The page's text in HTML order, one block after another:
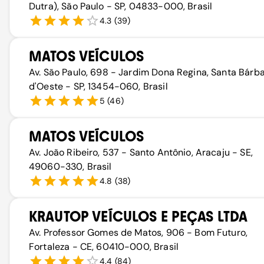
Dutra), São Paulo - SP, 04833-000, Brasil
4.3 (39)
MATOS VEÍCULOS
Av. São Paulo, 698 - Jardim Dona Regina, Santa
d'Oeste - SP, 13454-060, Brasil
5 (46)
MATOS VEÍCULOS
Av. João Ribeiro, 537 - Santo Antônio, Aracaju - SE,
49060-330, Brasil
4.8 (38)
KRAUTOP VEÍCULOS E PEÇAS LTDA
Av. Professor Gomes de Matos, 906 - Bom Futuro,
Fortaleza - CE, 60410-000, Brasil
4.4 (84)